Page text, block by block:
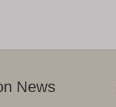
News